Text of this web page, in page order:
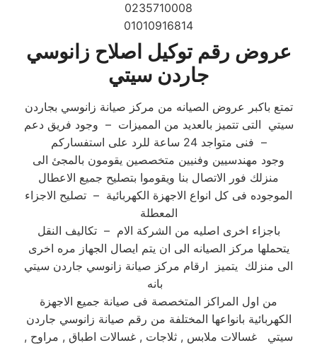
0235710008
01010916814
عروض رقم توكيل اصلاح زانوسي
جاردن سيتي
تمتع باكبر عروض الصيانه من مركز صيانة زانوسي بجاردن
سيتي التى تتميز بالعديد من المميزات – وجود فريق دعم
فنى متواجد 24 ساعة للرد على استفساركم –
وجود مهندسيين وفنيين متخصصين يقومون بالمجئ الى
منزلك فور الاتصال بنا ويقوموا بتصليح جميع الاعطال
الموجوده فى كل انواع الاجهزة الكهربائية – تصليح الاجزاء
المعطلة
باجزاء اخرى اصليه من الشركة الام – تكاليف النقل
يتحملها مركز الصيانه الى ان يتم ايصال الجهاز مره اخرى
الى منزلك يتميز ارقام مركز صيانة زانوسي جاردن سيتي
بانه
من اول المراكز المتخصصة فى صيانة جميع الاجهزة
الكهربائية بانواعها المختلفة من رقم صيانة زانوسي جاردن
سيتي غسالات ملابس , ثلاجات , غسالات اطباق , مراوح ,